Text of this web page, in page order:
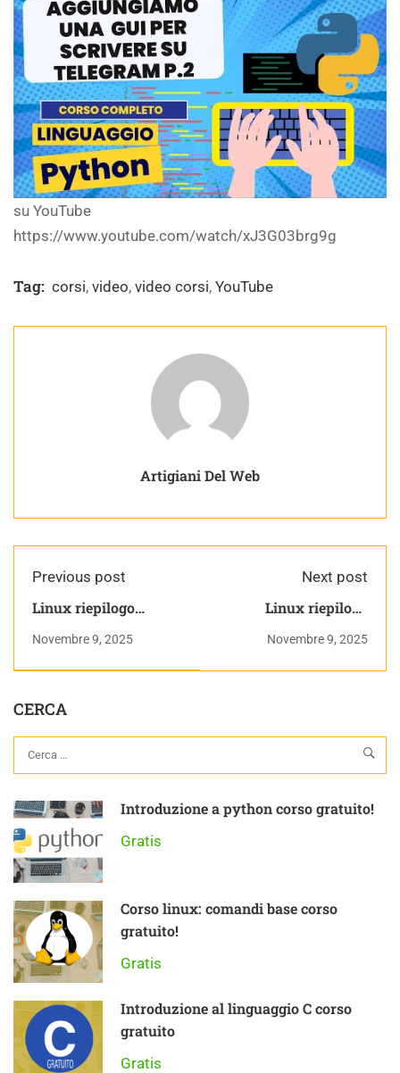
su YouTube
https://www.youtube.com/watch/xJ3G03brg9g
Tag: corsi, video, video corsi, YouTube
Artigiani Del Web
Previous post
Linux riepilogo
Linux: Teoria e
Pratica
Novembre 9, 2025
Next post
Linux riepilogo
Linux: Teoria e
Pratica
Novembre 9, 2025
CERCA
Introduzione a python corso gratuito!
Gratis
Corso linux: comandi base corso
gratuito!
Gratis
Introduzione al linguaggio C corso
gratuito
Gratis